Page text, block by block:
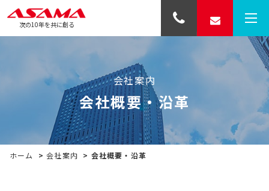
次の10年を共に創る
会社案内
会社概要・沿革
ホーム >会社案内 > 会社概要・沿革